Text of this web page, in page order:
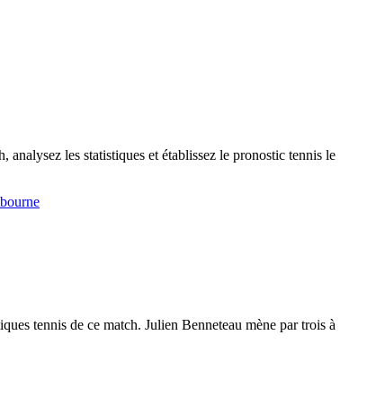
les statistiques et établissez le pronostic tennis le
tennis de ce match. Julien Benneteau mène par trois à